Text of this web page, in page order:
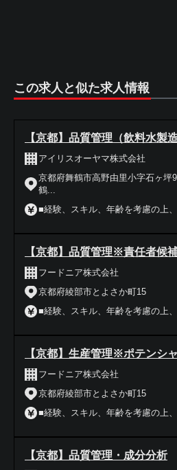
この求人と似た求人情報
【京都】品質管理（飲料水製
アイリスオーヤマ株式会社
京都府舞鶴市高野由里小字石ヶ坪
鶴...
■経験、スキル、年齢を考慮の上
【京都】品質管理※責任者候
フードニア株式会社
京都府綾部市とよさか町15
■経験、スキル、年齢を考慮の上
【京都】生産管理※ポテンシ
フードニア株式会社
京都府綾部市とよさか町15
■経験、スキル、年齢を考慮の上
【京都】品質管理・成分分析